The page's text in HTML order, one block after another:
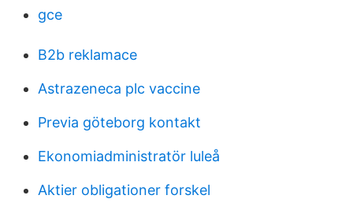
gce
B2b reklamace
Astrazeneca plc vaccine
Previa göteborg kontakt
Ekonomiadministratör luleå
Aktier obligationer forskel